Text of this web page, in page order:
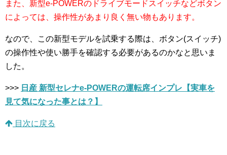
また、新型e-POWERのドライブモードスイッチなどボタン
によっては、操作性があまり良く無い物もあります。
なので、この新型モデルを試乗する際は、ボタン(スイッチ)
の操作性や使い勝手を確認する必要があるのかなと思いま
した。
>>> 日産 新型セレナe-POWERの運転席インプレ【実車を
見て気になった事とは？】
目次に戻る